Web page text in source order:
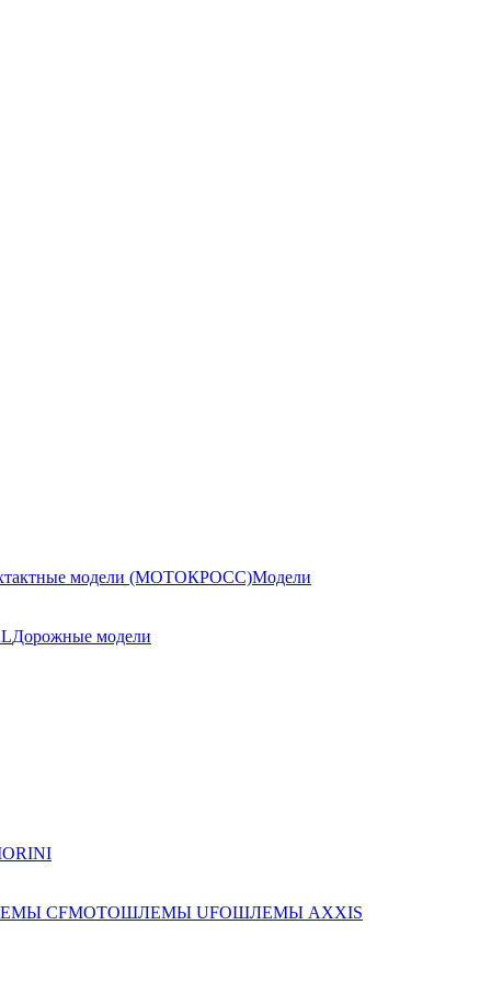
модели (МОТОКРОСС)Модели
Дорожные модели
CFMOTOШЛЕМЫ UFOШЛЕМЫ AXXIS